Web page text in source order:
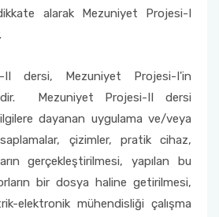
alarak Mezuniyet Projesi-I
II dersi, Mezuniyet Projesi-I'in
Mezuniyet Projesi-II dersi
dayanan uygulama ve/veya
çizimler, pratik cihaz,
gerçekleştirilmesi, yapılan bu
bir dosya haline getirilmesi,
elektronik mühendisliği çalışma